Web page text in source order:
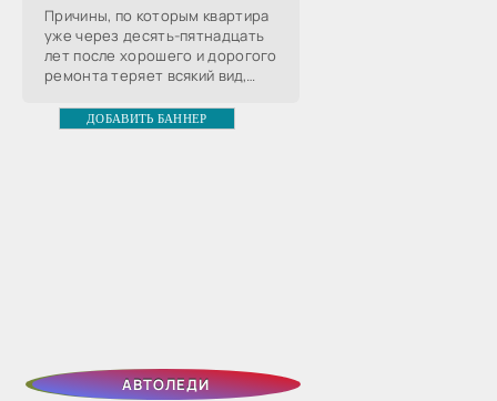
Причины, по которым квартира
уже через десять-пятнадцать
лет после хорошего и дорогого
ремонта теряет всякий вид,
них хозяин может совладать,
чтобы сохранить
ДОБАВИТЬ БАННЕР
АВТОЛЕДИ